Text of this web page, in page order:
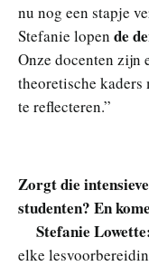
nu nog een stapje
Stefanie lopen de
Onze docenten zijn
theoretische kaders
te reflecteren.”
Zorgt die
studenten? En
Stefanie
elke